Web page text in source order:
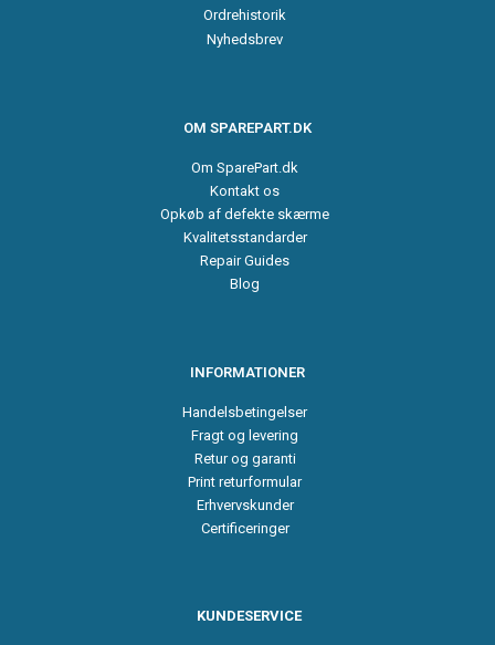
Ordrehistorik
Nyhedsbrev
OM SPAREPART.DK
Om SparePart.dk
Kontakt os
Opkøb af defekte skærme
Kvalitetsstandarder
Repair Guides
Blog
INFORMATIONER
Handelsbetingelser
Fragt og levering
Retur og garanti
Print returformular
Erhvervskunder
Certificeringer
KUNDESERVICE